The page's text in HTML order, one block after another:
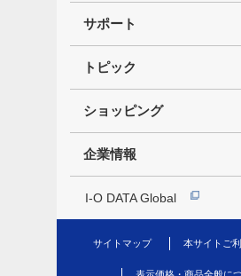
サポート
トピック
ショッピング
企業情報
I-O DATA Global
サイトマップ 本サイトご